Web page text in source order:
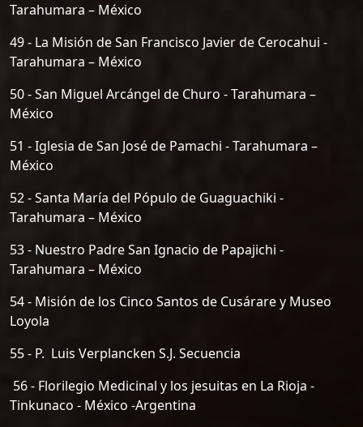
Tarahumara – México
49 - La Misión de San Francisco Javier de Cerocahui -
Tarahumara – México
50 - San Miguel Arcángel de Churo - Tarahumara –
México
51 - Iglesia de San José de Pamachi - Tarahumara –
México
52 - Santa María del Pópulo de Guaguachiki -
Tarahumara – México
53 - Nuestro Padre San Ignacio de Papajichi -
Tarahumara – México
54 - Misión de los Cinco Santos de Cusárare y Museo
Loyola
55 - P. Luis Verplancken S.J. Secuencia
56 - Florilegio Medicinal y los jesuitas en La Rioja -
Tinkunaco - México -Argentina